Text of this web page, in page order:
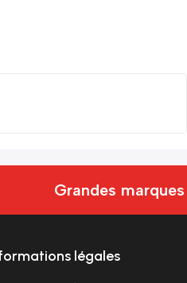
Grandes marques
légales